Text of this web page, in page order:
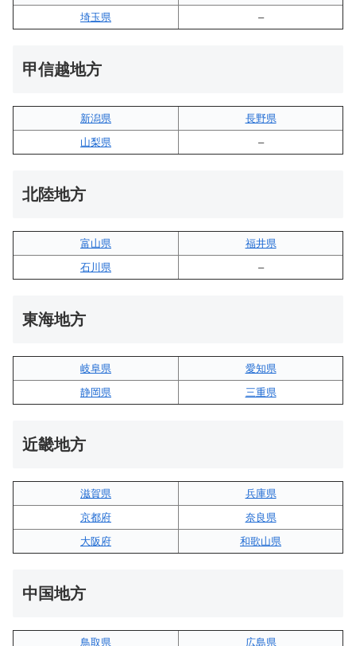
埼玉県
–
甲信越地方
新潟県
長野県
山梨県
–
北陸地方
富山県
福井県
石川県
–
東海地方
岐阜県
愛知県
静岡県
三重県
近畿地方
滋賀県
兵庫県
京都府
奈良県
大阪府
和歌山県
中国地方
鳥取県
広島県